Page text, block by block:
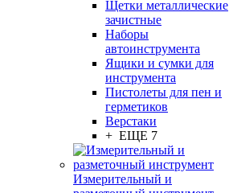
Щетки металлические
зачистные
Наборы
автоинструмента
Ящики и сумки для
инструмента
Пистолеты для пен и
герметиков
Верстаки
+ ЕЩЕ 7
Измерительный и